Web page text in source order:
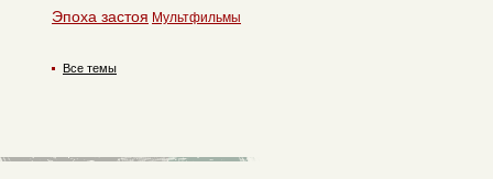
Эпоха застоя Мультфильмы
Все темы